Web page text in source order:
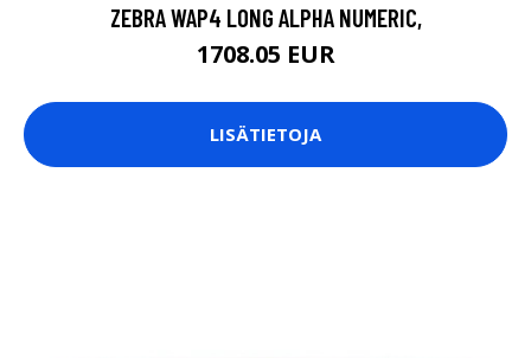
ZEBRA WAP4 LONG ALPHA NUMERIC,
1708.05 EUR
LISÄTIETOJA